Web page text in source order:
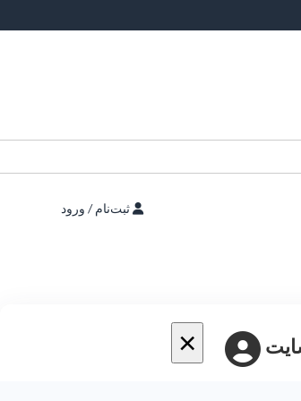
ثبت‌نام / ورود
×